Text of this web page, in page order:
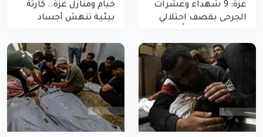
غزة: 9 شهداء وعشرات
الجرحى بقصف احتلالي
خيام ومنازل غزة.. كارثة
بيئية تنهش أجساد